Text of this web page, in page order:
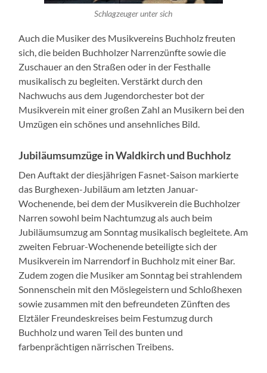
Schlagzeuger unter sich
Auch die Musiker des Musikvereins Buchholz freuten
sich, die beiden Buchholzer Narrenzünfte sowie die
Zuschauer an den Straßen oder in der Festhalle
musikalisch zu begleiten. Verstärkt durch den
Nachwuchs aus dem Jugendorchester bot der
Musikverein mit einer großen Zahl an Musikern bei den
Umzügen ein schönes und ansehnliches Bild.
Jubiläumsumzüge in Waldkirch und Buchholz
Den Auftakt der diesjährigen Fasnet-Saison markierte
das Burghexen-Jubiläum am letzten Januar-
Wochenende, bei dem der Musikverein die Buchholzer
Narren sowohl beim Nachtumzug als auch beim
Jubiläumsumzug am Sonntag musikalisch begleitete. Am
zweiten Februar-Wochenende beteiligte sich der
Musikverein im Narrendorf in Buchholz mit einer Bar.
Zudem zogen die Musiker am Sonntag bei strahlendem
Sonnenschein mit den Möslegeistern und Schloßhexen
sowie zusammen mit den befreundeten Zünften des
Elztäler Freundeskreises beim Festumzug durch
Buchholz und waren Teil des bunten und
farbenprächtigen närrischen Treibens.